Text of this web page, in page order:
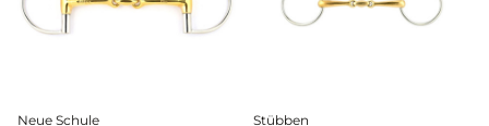
Neue Schule Stübben